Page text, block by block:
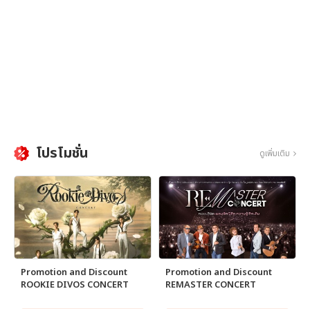
โปรโมชั่น ดูเพิ่มเติม
Promotion and Discount
ROOKIE DIVOS CONCERT
Promotion and Discount
REMASTER CONCERT